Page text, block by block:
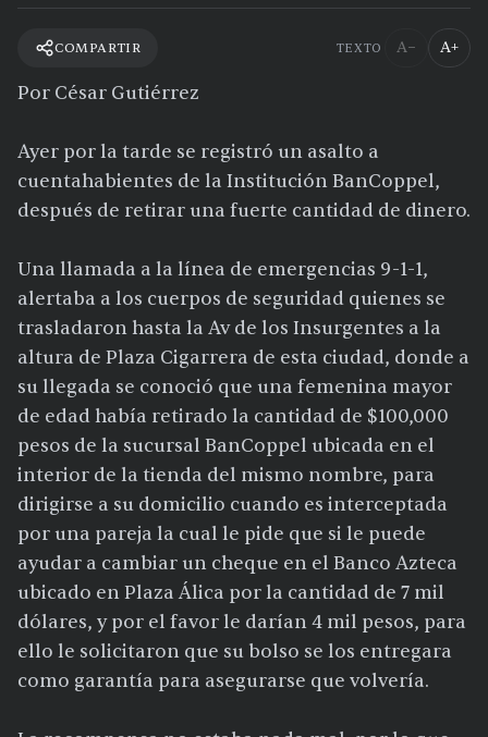
COMPARTIR TEXTO A− A+
Por César Gutiérrez
Ayer por la tarde se registró un asalto a
cuentahabientes de la Institución BanCoppel,
después de retirar una fuerte cantidad de dinero.
Una llamada a la línea de emergencias 9-1-1,
alertaba a los cuerpos de seguridad quienes se
trasladaron hasta la Av de los Insurgentes a la
altura de Plaza Cigarrera de esta ciudad, donde a
su llegada se conoció que una femenina mayor
de edad había retirado la cantidad de $100,000
pesos de la sucursal BanCoppel ubicada en el
interior de la tienda del mismo nombre, para
dirigirse a su domicilio cuando es interceptada
por una pareja la cual le pide que si le puede
ayudar a cambiar un cheque en el Banco Azteca
ubicado en Plaza Álica por la cantidad de 7 mil
dólares, y por el favor le darían 4 mil pesos, para
ello le solicitaron que su bolso se los entregara
como garantía para asegurarse que volvería.